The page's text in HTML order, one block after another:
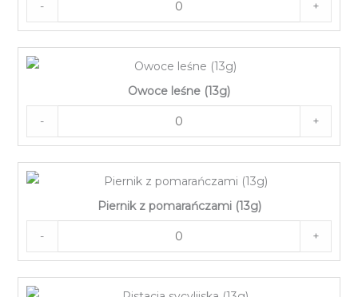
- +
Owoce leśne (13g)
- +
Piernik z pomarańczami (13g)
- +